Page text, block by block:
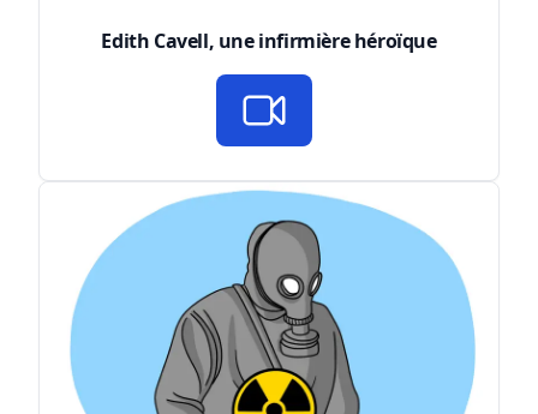
Edith Cavell, une infirmière héroïque